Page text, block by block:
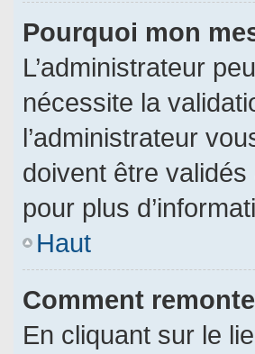
Pourquoi mon
L’administrateur
nécessite la
l’administrateur
doivent être validés
pour plus
Haut
Comment
En cliquant sur le